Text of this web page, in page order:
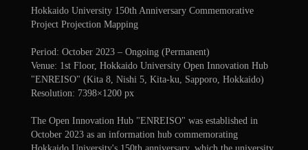
Hokkaido University 150th Anniversary Commemorative
Project Projection Mapping
Period: October 2023 – Ongoing (Permanent)
Venue: 1st Floor, Hokkaido University Open Innovation Hub
"ENREISO" (Kita 8, Nishi 5, Kita-ku, Sapporo, Hokkaido)
Resolution: 7398×1200 px
The Open Innovation Hub "ENREISO" was established in
October 2023 as an information hub commemorating